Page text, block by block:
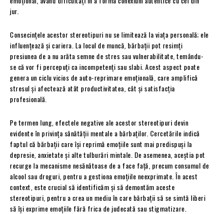
jur.
Consecințele acestor stereotipuri nu se limitează la viața personală; ele
influențează și cariera. La locul de muncă, bărbații pot resimți
presiunea de a nu arăta semne de stres sau vulnerabilitate, temându-
se că vor fi percepuți ca incompetenți sau slabi. Acest aspect poate
genera un ciclu vicios de auto-reprimare emoțională, care amplifică
stresul și afectează atât productivitatea, cât și satisfacția
profesională.
Pe termen lung, efectele negative ale acestor stereotipuri devin
evidente în privința sănătății mentale a bărbaților. Cercetările indică
faptul că bărbații care își reprimă emoțiile sunt mai predispuși la
depresie, anxietate și alte tulburări mintale. De asemenea, aceștia pot
recurge la mecanisme nesănătoase de a face față, precum consumul de
alcool sau droguri, pentru a gestiona emoțiile neexprimate. În acest
context, este crucial să identificăm și să demontăm aceste
stereotipuri, pentru a crea un mediu în care bărbații să se simtă liberi
să își exprime emoțiile fără frica de judecată sau stigmatizare.